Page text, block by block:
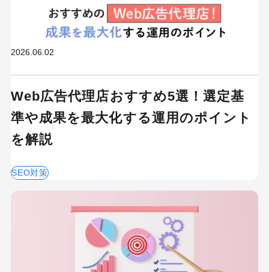
MEO
Shopify SNS広告
TikTok
TikTok運用代行Tips
Webサイトリニューアル
インフルエンサーマーケTips
オウンドメディア
コーポレートサイト
リンクビルディング
採用サイト
調査レポート
2026.06.02
Web広告代理店おすすめ5選！選定基
準や成果を最大化する運用のポイント
を解説
SEO対策